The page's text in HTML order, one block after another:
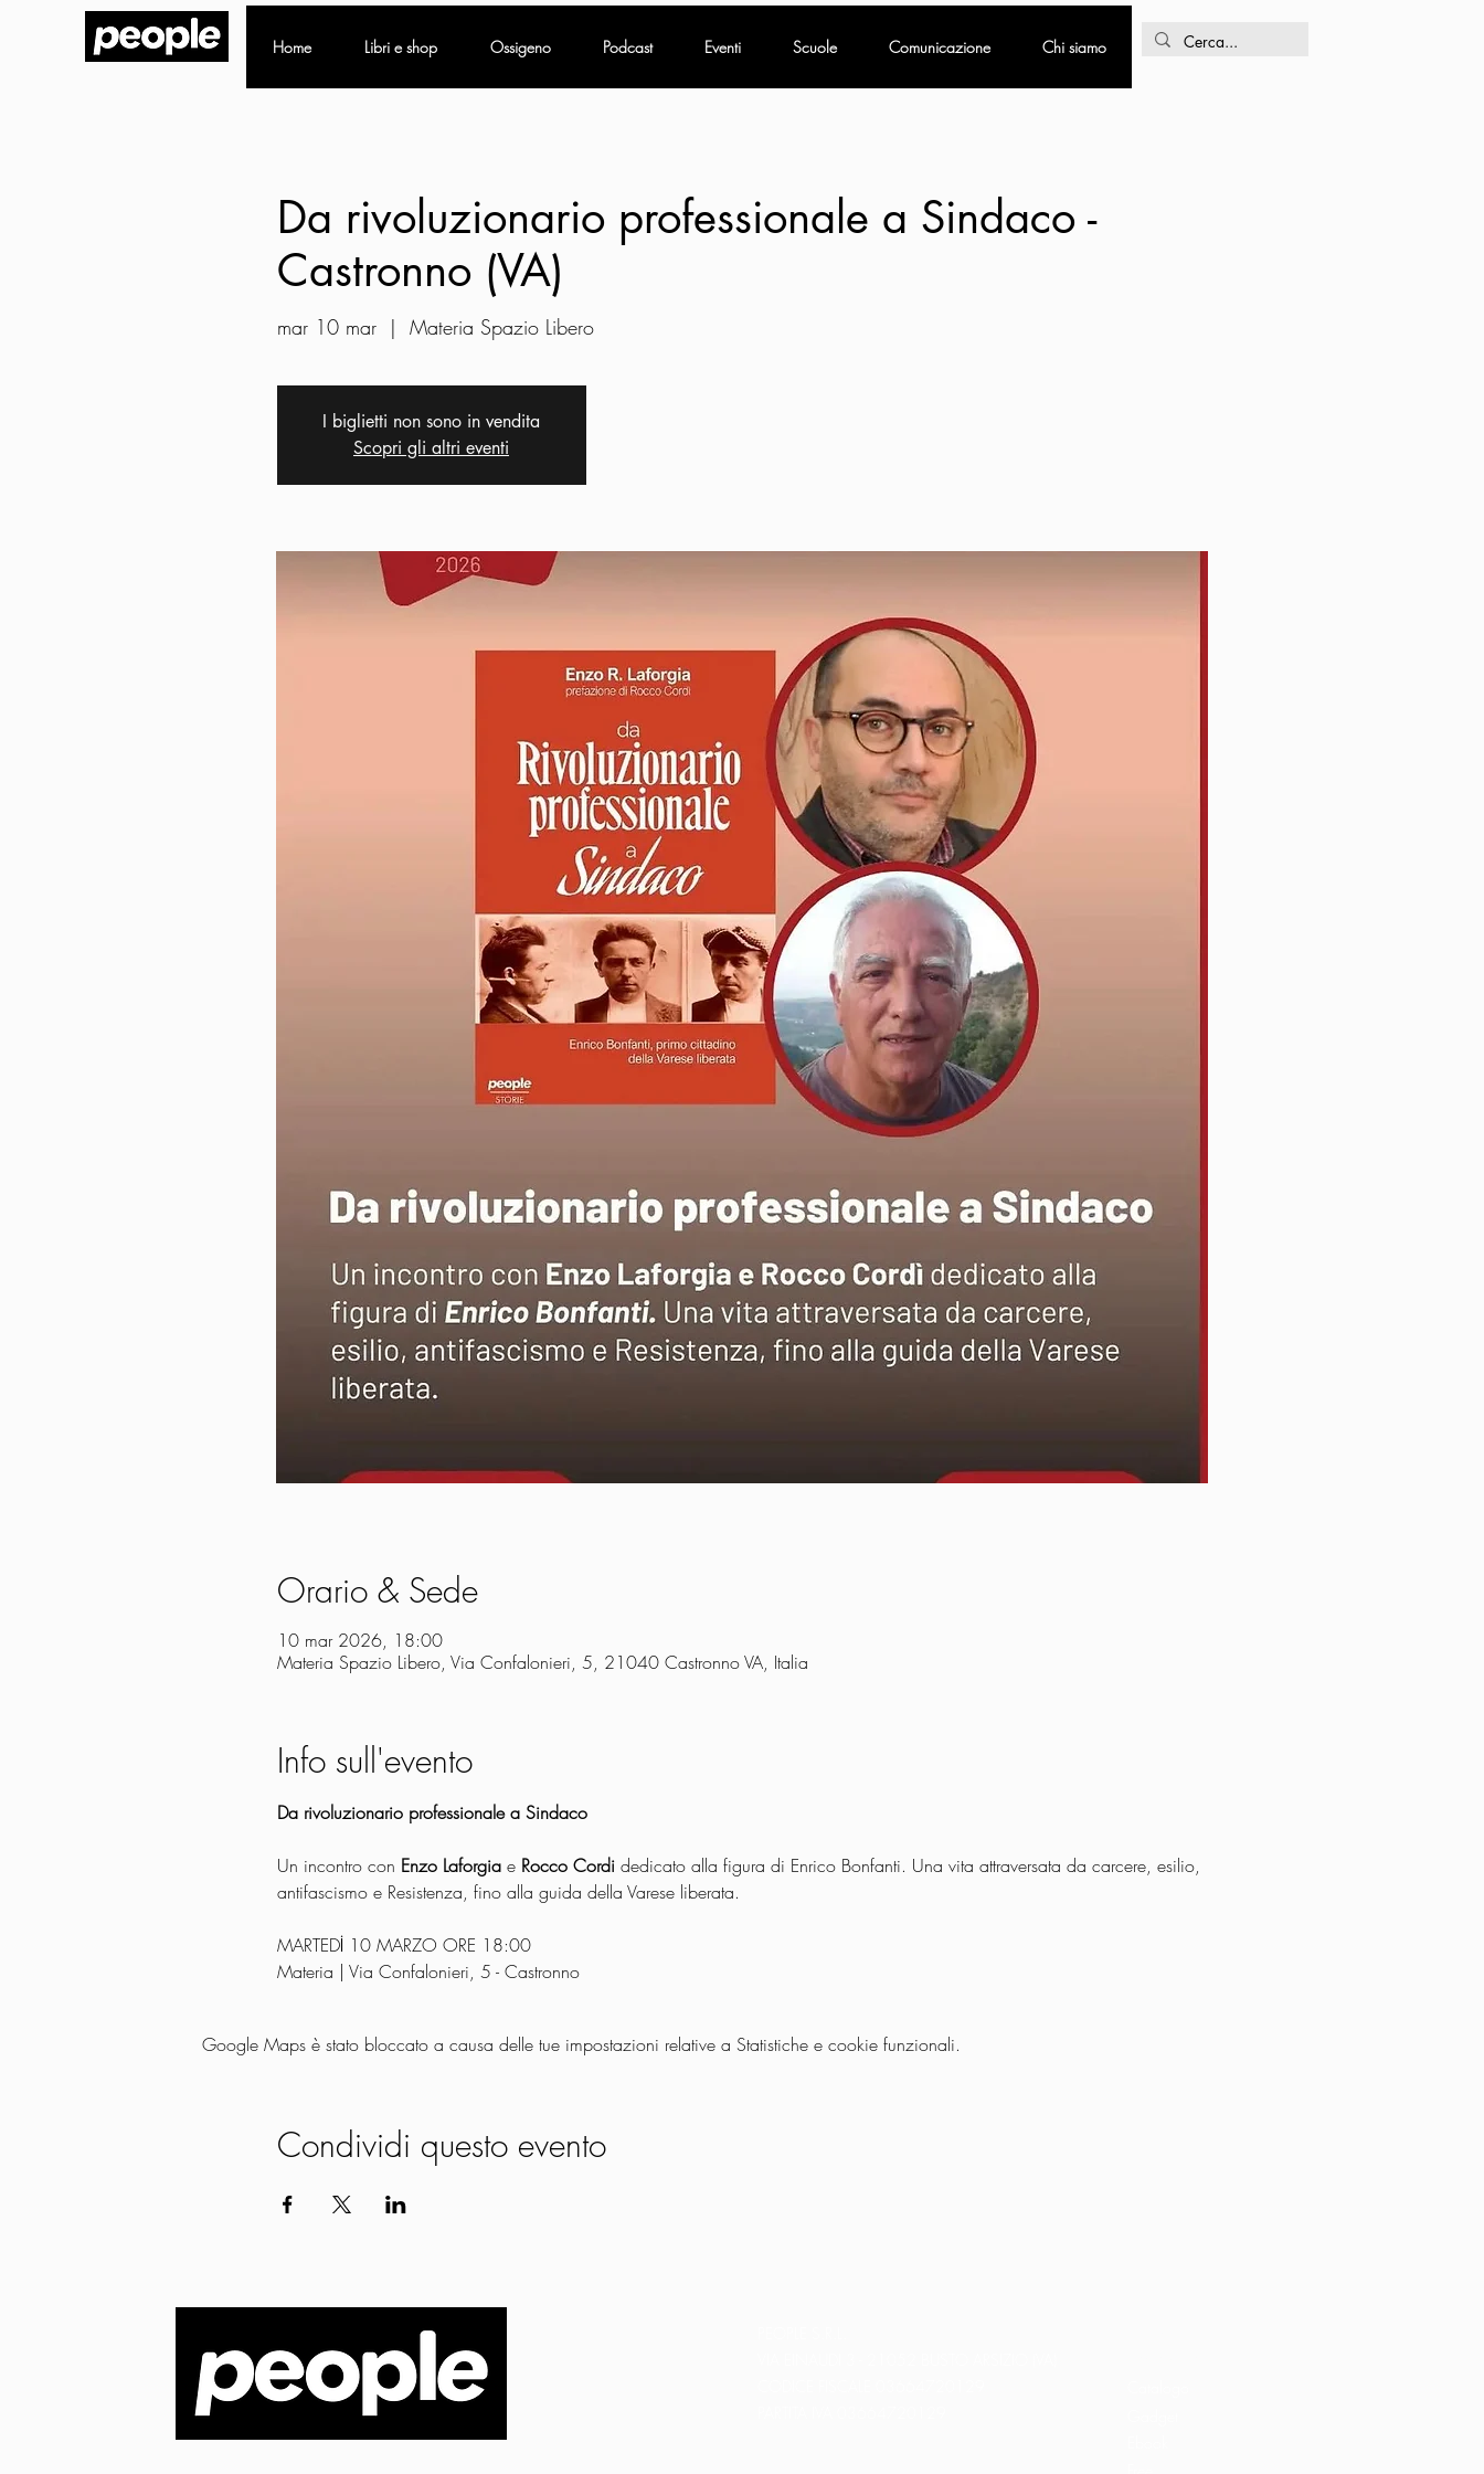
Home Libri e shop Ossigeno Podcast Eventi Scuole Comunicazione Chi siamo
Da rivoluzionario professionale a Sindaco -
Castronno (VA)
mar 10 mar
  |
Materia Spazio Libero
I biglietti non sono in vendita
Scopri gli altri eventi
Orario & Sede
10 mar 2026, 18:00
Materia Spazio Libero, Via Confalonieri, 5, 21040 Castronno VA, Italia
Info sull'evento
Da rivoluzionario professionale a Sindaco
Un incontro con Enzo Laforgia e Rocco Cordi dedicato alla figura di Enrico Bonfanti. Una vita attraversata da carcere, esilio,
antifascismo e Resistenza, fino alla guida della Varese liberata.
MARTEDİ 10 MARZO ORE 18:00
Materia | Via Confalonieri, 5 - Castronno
Google Maps è stato bloccato a causa delle tue impostazioni relative a Statistiche e cookie funzionali.
Condividi questo evento